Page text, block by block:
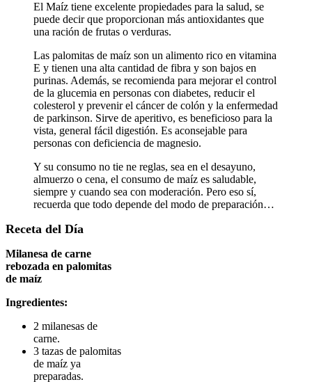
El Maíz tiene excelente propiedades para la salud, se
puede decir que proporcionan más antioxidantes que
una ración de frutas o verduras.
Las palomitas de maíz son un alimento rico en vitamina
E y tienen una alta cantidad de fibra y son bajos en
purinas. Además, se recomienda para mejorar el control
de la glucemia en personas con diabetes, reducir el
colesterol y prevenir el cáncer de colón y la enfermedad
de parkinson. Sirve de aperitivo, es beneficioso para la
vista, general fácil digestión. Es aconsejable para
personas con deficiencia de magnesio.
Y su consumo no tie ne reglas, sea en el desayuno,
almuerzo o cena, el consumo de maíz es saludable,
siempre y cuando sea con moderación. Pero eso sí,
recuerda que todo depende del modo de preparación…
Receta del Día
Milanesa de carne
rebozada en palomitas
de maíz
Ingredientes:
2 milanesas de
carne.
3 tazas de palomitas
de maíz ya
preparadas.